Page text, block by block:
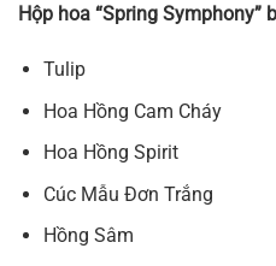
Hộp hoa “Spring Symphony”
Tulip
Hoa Hồng Cam Cháy
Hoa Hồng Spirit
Cúc Mẫu Đơn Trắng
Hồng Sâm